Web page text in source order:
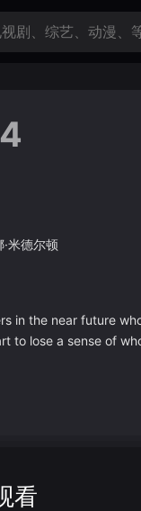
米德尔顿
in the near future
to lose a sense of
看